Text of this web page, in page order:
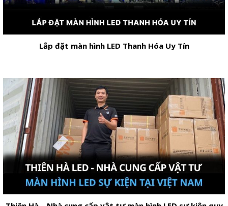
Lắp đặt màn hình LED Thanh Hóa Uy Tín